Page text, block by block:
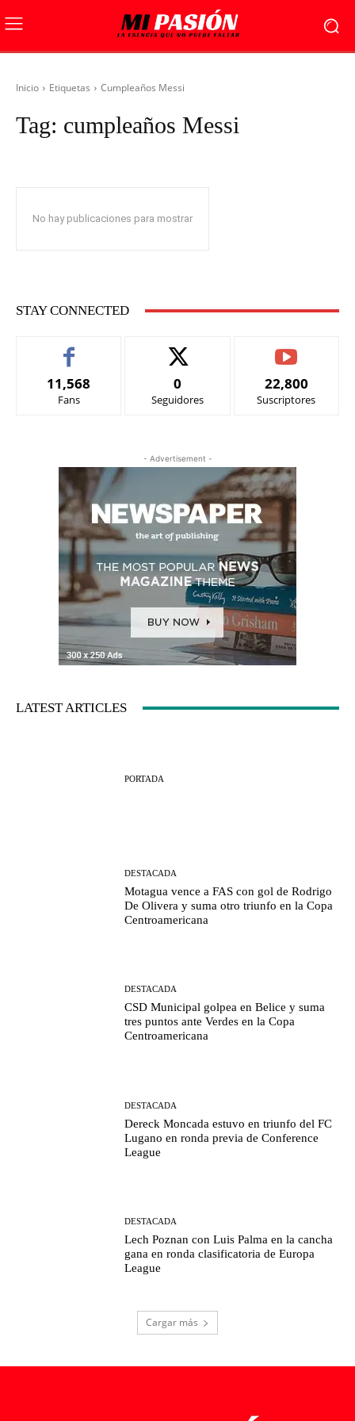
Inicio Etiquetas Cumpleaños Messi
Tag: cumpleaños Messi
No hay publicaciones para mostrar
STAY CONNECTED
11,568
Fans
0
Seguidores
22,800
Suscriptores
- Advertisement -
LATEST ARTICLES
PORTADA
DESTACADA
Motagua vence a FAS con gol de Rodrigo
De Olivera y suma otro triunfo en la Copa
Centroamericana
DESTACADA
CSD Municipal golpea en Belice y suma
tres puntos ante Verdes en la Copa
Centroamericana
DESTACADA
Dereck Moncada estuvo en triunfo del FC
Lugano en ronda previa de Conference
League
DESTACADA
Lech Poznan con Luis Palma en la cancha
gana en ronda clasificatoria de Europa
League
Cargar más